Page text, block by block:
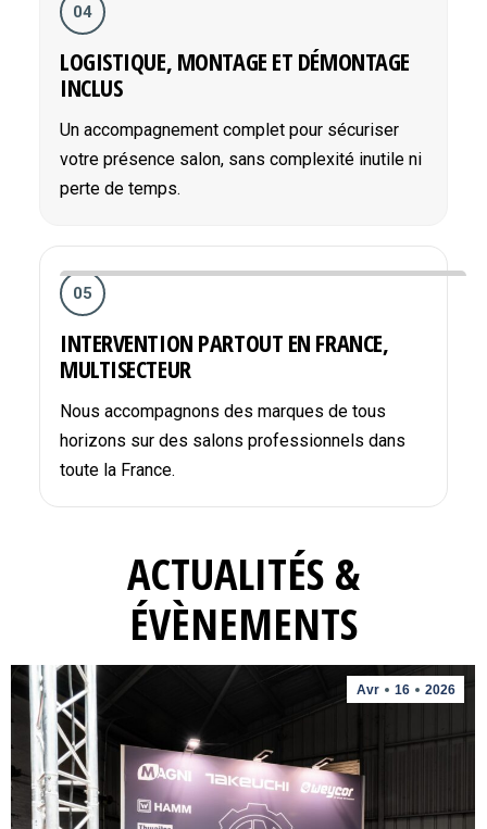
04
LOGISTIQUE, MONTAGE ET DÉMONTAGE
INCLUS
Un accompagnement complet pour sécuriser
votre présence salon, sans complexité inutile ni
perte de temps.
05
INTERVENTION PARTOUT EN FRANCE,
MULTISECTEUR
Nous accompagnons des marques de tous
horizons sur des salons professionnels dans
toute la France.
ACTUALITÉS &
ÉVÈNEMENTS
Avr 16 2026